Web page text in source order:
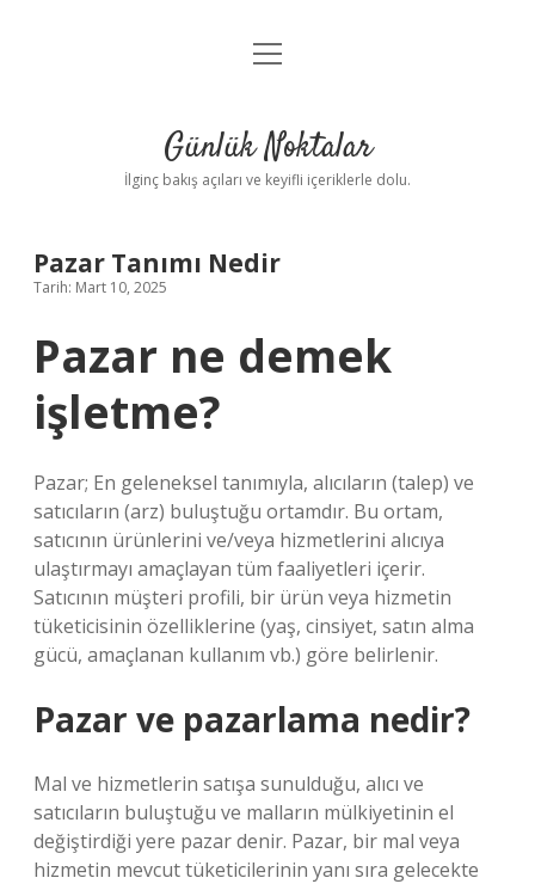
Anasayfa
Yasal Uyarı
menüyü
Günlük Noktalar
İlginç bakış açıları ve keyifli içeriklerle dolu.
Pazar Tanımı Nedir
Tarih: Mart 10, 2025
Pazar ne demek
işletme?
Pazar; En geleneksel tanımıyla, alıcıların (talep) ve
satıcıların (arz) buluştuğu ortamdır. Bu ortam,
satıcının ürünlerini ve/veya hizmetlerini alıcıya
ulaştırmayı amaçlayan tüm faaliyetleri içerir.
Satıcının müşteri profili, bir ürün veya hizmetin
tüketicisinin özelliklerine (yaş, cinsiyet, satın alma
gücü, amaçlanan kullanım vb.) göre belirlenir.
Pazar ve pazarlama nedir?
Mal ve hizmetlerin satışa sunulduğu, alıcı ve
satıcıların buluştuğu ve malların mülkiyetinin el
değiştirdiği yere pazar denir. Pazar, bir mal veya
hizmetin mevcut tüketicilerinin yanı sıra gelecekte